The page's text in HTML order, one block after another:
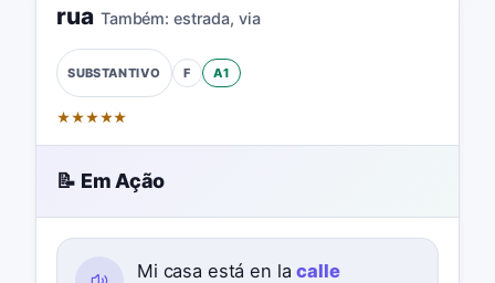
rua Também: estrada, via
SUBSTANTIVO F A1
★★★★★
📝 Em Ação
Mi casa está en lacalle